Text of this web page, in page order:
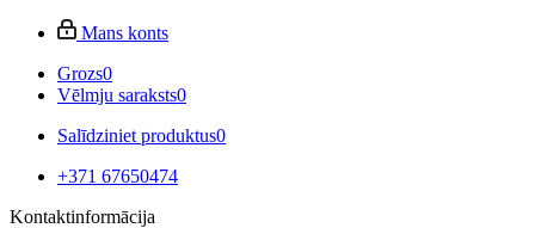
Mans konts
Grozs0
Vēlmju saraksts0
Salīdziniet produktus0
+371 67650474
Kontaktinformācija